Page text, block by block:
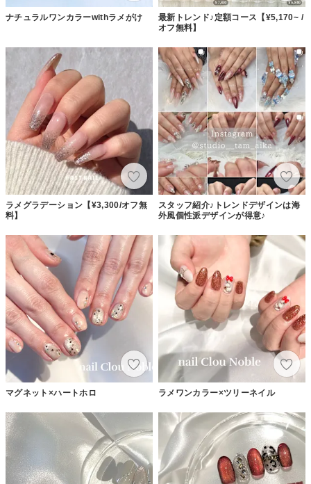
ナチュラルワンカラーwithラメがけ
最新トレンド♪定額コース【¥5,170~ /
オフ無料】
ラメグラデーション【¥3,300/オフ無
料】
スタッフ紹介♪トレンドデザインは海
外風個性派デザインが得意♪
マグネット×ハートホロ ラメワンカラー×ツリーネイル